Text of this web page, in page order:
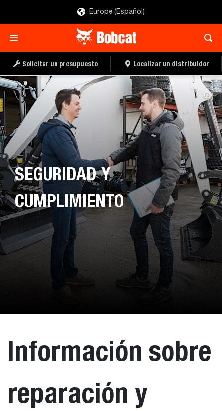
Europe (Español)
Solicitar un presupuesto Localizar un distribuidor
SEGURIDAD Y
CUMPLIMIENTO
Información sobre
reparación y